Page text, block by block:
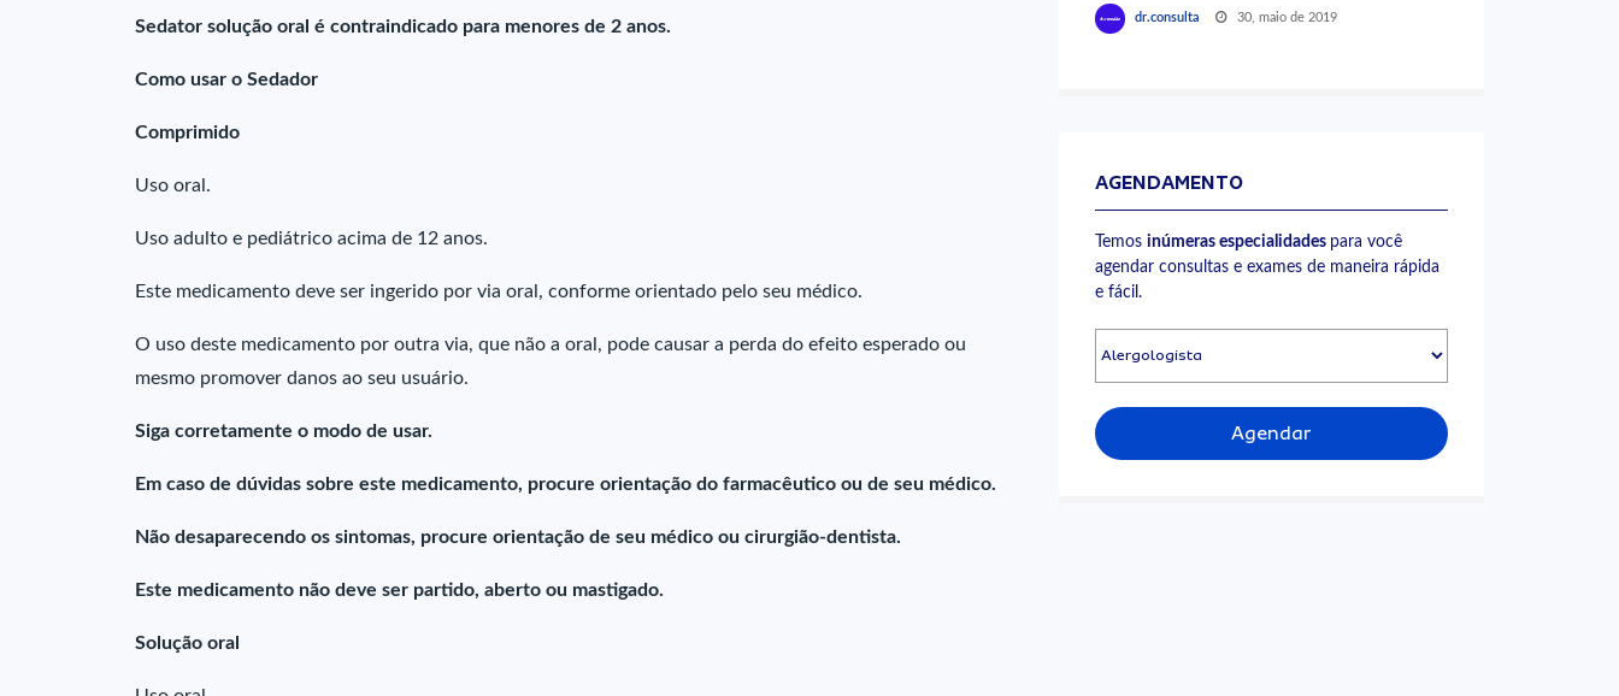
Sedator solução oral é contraindicado para menores de 2 anos.
Como usar o Sedador
Comprimido
Uso oral.
Uso adulto e pediátrico acima de 12 anos.
Este medicamento deve ser ingerido por via oral, conforme orientado pelo seu médico.
O uso deste medicamento por outra via, que não a oral, pode causar a perda do efeito esperado ou
mesmo promover danos ao seu usuário.
Siga corretamente o modo de usar.
Em caso de dúvidas sobre este medicamento, procure orientação do farmacêutico ou de seu médico.
Não desaparecendo os sintomas, procure orientação de seu médico ou cirurgião-dentista.
Este medicamento não deve ser partido, aberto ou mastigado.
Solução oral
dr.consulta 30, maio de 2019
AGENDAMENTO
Temos inúmeras especialidades para você
agendar consultas e exames de maneira rápida
e fácil.
Agendar